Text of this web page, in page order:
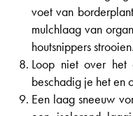
voet van
mulchlaag van
houtsnippers strooien.
Loop niet over het
beschadig je het en
Een laag sneeuw